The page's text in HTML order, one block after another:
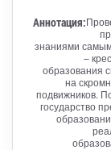
Аннотация:
знаниями
–
образования
на
подвижников.
государство